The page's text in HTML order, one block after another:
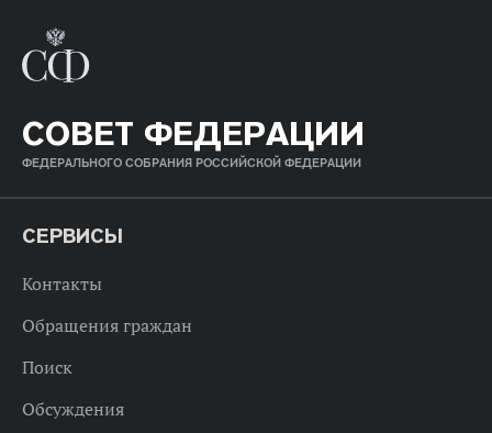
СОВЕТ ФЕДЕРАЦИИ
ФЕДЕРАЛЬНОГО СОБРАНИЯ РОССИЙСКОЙ ФЕДЕРАЦИИ
СЕРВИСЫ
Контакты
Обращения граждан
Поиск
Обсуждения